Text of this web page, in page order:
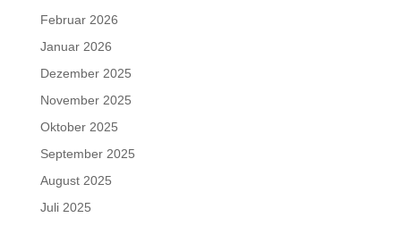
Februar 2026
Januar 2026
Dezember 2025
November 2025
Oktober 2025
September 2025
August 2025
Juli 2025